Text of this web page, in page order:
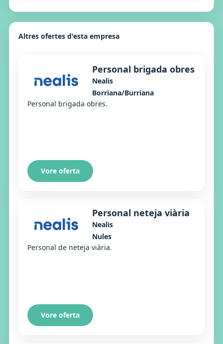
Altres ofertes d'esta empresa
Personal brigada obres
Nealis
Borriana/Burriana
Personal brigada obres.
Vore oferta
Personal neteja viària
Nealis
Nules
Personal de neteja viària.
Vore oferta